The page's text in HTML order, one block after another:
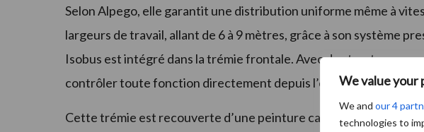
We value your
We and our 4
technologies to
Selon Alpego, elle garantit une distribution uniforme même à
largeurs de travail, allant de 6 à 9 mètres, grâce à son système
Isobus est intégré dans la trémie frontale. Avec des tracteurs
contrôler toute fonction directement depuis l’écran.
Cette trémie est recouverte d’une peinture cataphorèse. Elle est